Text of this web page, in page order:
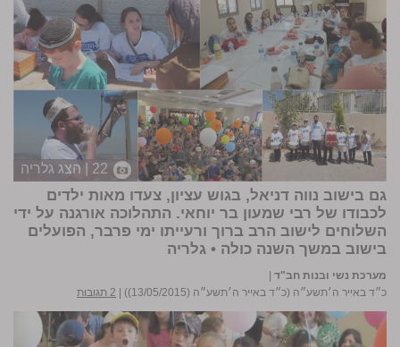
22 | הצג גלריה
גם בישוב נווה דניאל, בגוש עציון, צעדו מאות ילדים
לכבודו של רבי שמעון בר יוחאי. התהלוכה אורגנה על ידי
השלוחים לישוב הרב ברוך ורעייתו ימי פרבר, הפועלים
בישוב במשך השנה כולה • גלריה
מערכת נשי ובנות חב"ד
כ״ד באייר ה׳תשע״ה (כ״ד באייר ה׳תשע״ה (13/05/2015))
2 תגובות